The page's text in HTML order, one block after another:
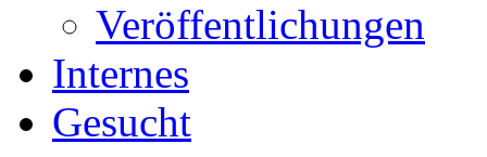
Veröffentlichungen
Internes
Gesucht